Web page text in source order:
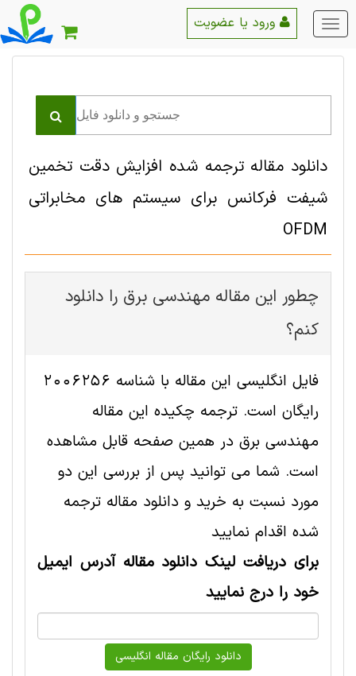
منو
اصلی
دانلود مقاله ترجمه شده افزایش دقت تخمین
شیفت فرکانس برای سیستم های مخابراتی
OFDM
چطور این مقاله مهندسی برق را دانلود
کنم؟
فایل انگلیسی این مقاله با شناسه 2006256
رایگان است. ترجمه چکیده این مقاله
مهندسی برق در همین صفحه قابل مشاهده
است. شما می توانید پس از بررسی این دو
مورد نسبت به خرید و دانلود مقاله ترجمه
شده اقدام نمایید
برای دریافت لینک دانلود مقاله آدرس ایمیل
خود را درج نمایید